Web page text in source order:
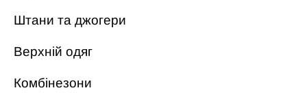
Штани та джогери
Верхній одяг
Комбінезони